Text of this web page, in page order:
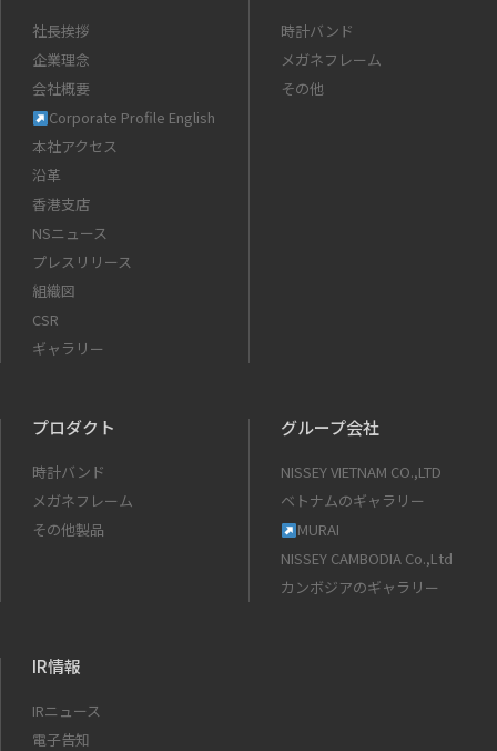
社長挨拶
企業理念
会社概要
Corporate Profile English
本社アクセス
沿革
香港支店
NSニュース
プレスリリース
組織図
CSR
ギャラリー
時計バンド
メガネフレーム
その他
プロダクト
時計バンド
メガネフレーム
その他製品
グループ会社
NISSEY VIETNAM CO.,LTD
ベトナムのギャラリー
MURAI
NISSEY CAMBODIA Co.,Ltd
カンボジアのギャラリー
IR情報
IRニュース
電子告知